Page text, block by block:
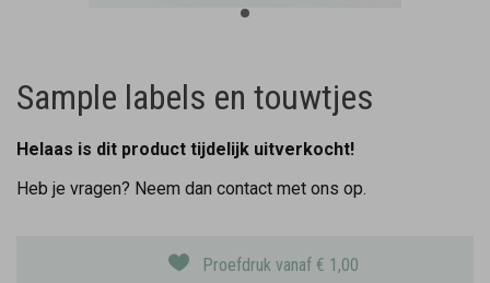
Sample labels en touwtjes
Helaas is dit product tijdelijk uitverkocht!
Heb je vragen? Neem dan contact met ons op.
Proefdruk vanaf € 1,00